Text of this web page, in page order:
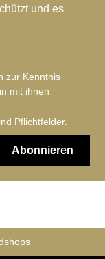
und es
zur Kenntnis
mit ihnen
Pflichtfelder.
Abonnieren